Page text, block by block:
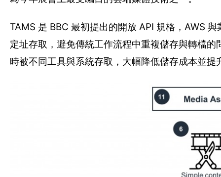
TAMS 是 BBC 最初提出的開放 API 規格，AWS
定址存取，避免傳統工作流程中重複儲存與轉檔
時被不同工具與系統存取，大幅降低儲存成本並提